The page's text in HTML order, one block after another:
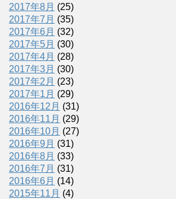
2017年8月 (25)
2017年7月 (35)
2017年6月 (32)
2017年5月 (30)
2017年4月 (28)
2017年3月 (30)
2017年2月 (23)
2017年1月 (29)
2016年12月 (31)
2016年11月 (29)
2016年10月 (27)
2016年9月 (31)
2016年8月 (33)
2016年7月 (31)
2016年6月 (14)
2015年11月 (4)